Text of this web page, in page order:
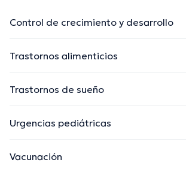
Control de crecimiento y desarrollo
Trastornos alimenticios
Trastornos de sueño
Urgencias pediátricas
Vacunación